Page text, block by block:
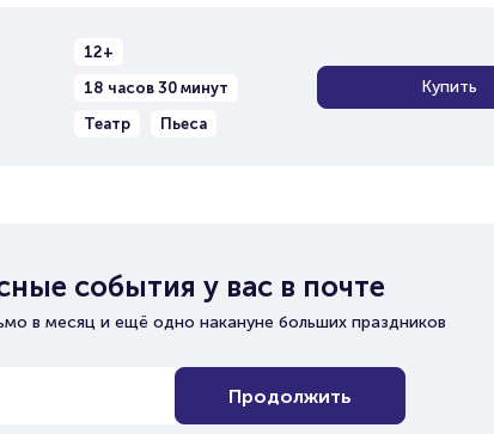
12+
18 часов 30 минут
Театр
Пьеса
Купить
события у вас в почте
в месяц и ещё одно накануне больших праздников
Продолжить